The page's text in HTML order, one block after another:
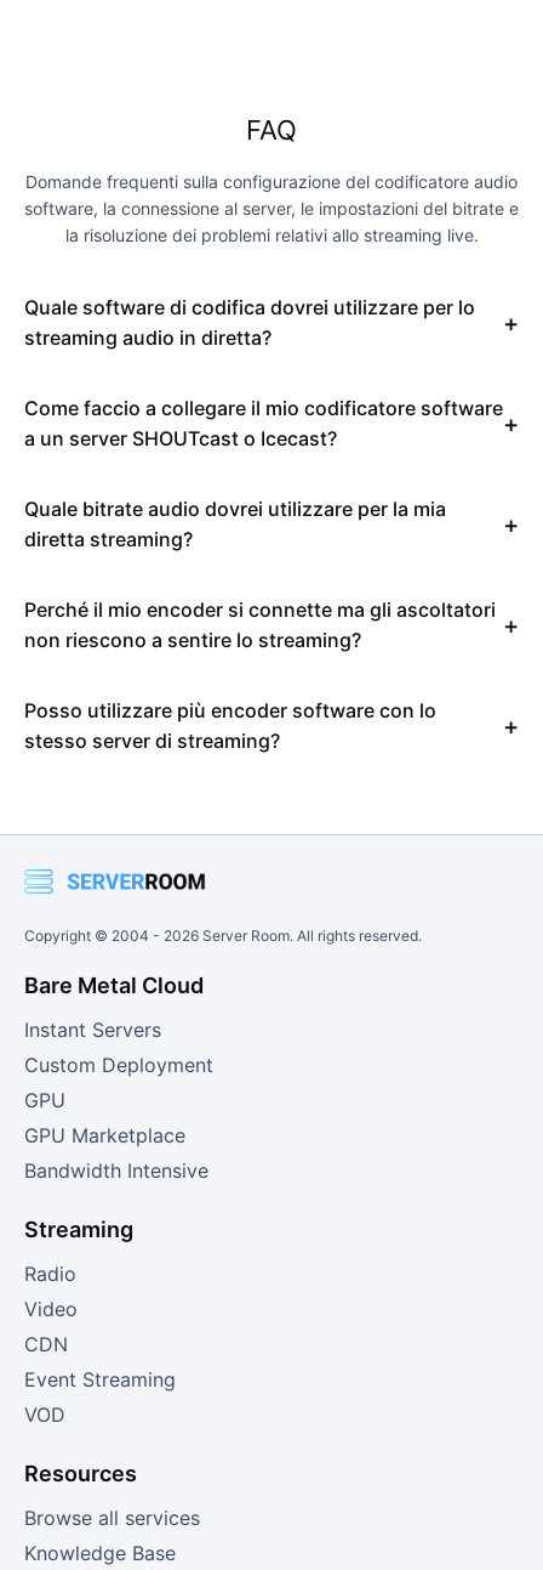
FAQ
Domande frequenti sulla configurazione del codificatore audio
software, la connessione al server, le impostazioni del bitrate e
la risoluzione dei problemi relativi allo streaming live.
Quale software di codifica dovrei utilizzare per lo
streaming audio in diretta?
Come faccio a collegare il mio codificatore software
a un server SHOUTcast o Icecast?
Quale bitrate audio dovrei utilizzare per la mia
diretta streaming?
Perché il mio encoder si connette ma gli ascoltatori
non riescono a sentire lo streaming?
Posso utilizzare più encoder software con lo
stesso server di streaming?
Copyright © 2004 - 2026 Server Room. All rights reserved.
Bare Metal Cloud
Instant Servers
Custom Deployment
GPU
GPU Marketplace
Bandwidth Intensive
Streaming
Radio
Video
CDN
Event Streaming
VOD
Resources
Browse all services
Knowledge Base